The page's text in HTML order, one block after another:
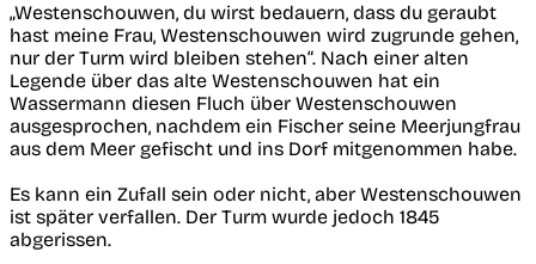
„Westenschouwen, du wirst bedauern, dass du geraubt
hast meine Frau, Westenschouwen wird zugrunde gehen,
nur der Turm wird bleiben stehen“. Nach einer alten
Legende über das alte Westenschouwen hat ein
Wassermann diesen Fluch über Westenschouwen
ausgesprochen, nachdem ein Fischer seine Meerjungfrau
aus dem Meer gefischt und ins Dorf mitgenommen habe.
Es kann ein Zufall sein oder nicht, aber Westenschouwen
ist später verfallen. Der Turm wurde jedoch 1845
abgerissen.